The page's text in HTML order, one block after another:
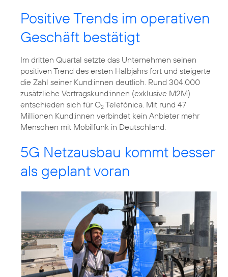
Positive Trends im operativen
Geschäft bestätigt
Im dritten Quartal setzte das Unternehmen seinen
positiven Trend des ersten Halbjahrs fort und steigerte
die Zahl seiner Kund:innen deutlich. Rund 304.000
zusätzliche Vertragskund:innen (exklusive M2M)
entschieden sich für O2 Telefónica. Mit rund 47
Millionen Kund:innen verbindet kein Anbieter mehr
Menschen mit Mobilfunk in Deutschland.
5G Netzausbau kommt besser
als geplant voran